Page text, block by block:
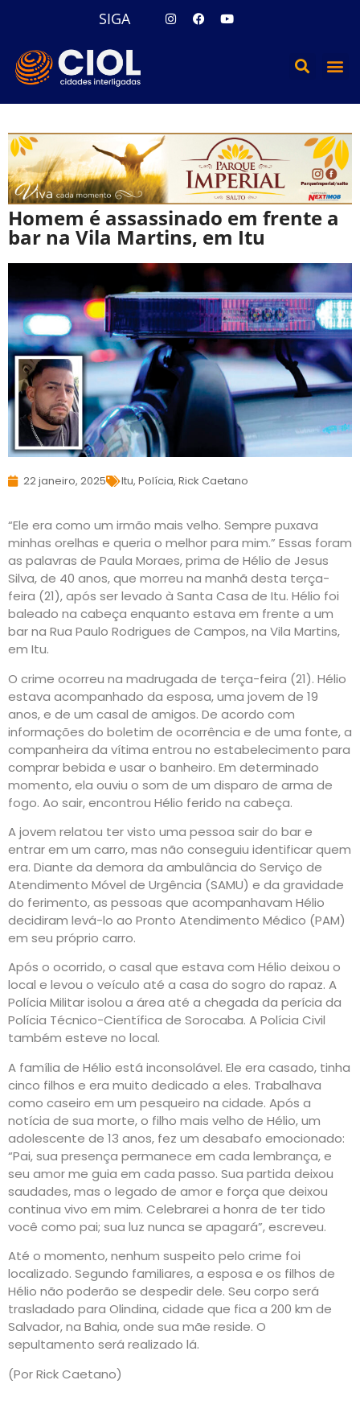
SIGA
Homem é assassinado em frente a
bar na Vila Martins, em Itu
22 janeiro, 2025 Itu, Polícia, Rick Caetano
“Ele era como um irmão mais velho. Sempre puxava
minhas orelhas e queria o melhor para mim.” Essas foram
as palavras de Paula Moraes, prima de Hélio de Jesus
Silva, de 40 anos, que morreu na manhã desta terça-
feira (21), após ser levado à Santa Casa de Itu. Hélio foi
baleado na cabeça enquanto estava em frente a um
bar na Rua Paulo Rodrigues de Campos, na Vila Martins,
em Itu.
O crime ocorreu na madrugada de terça-feira (21). Hélio
estava acompanhado da esposa, uma jovem de 19
anos, e de um casal de amigos. De acordo com
informações do boletim de ocorrência e de uma fonte, a
companheira da vítima entrou no estabelecimento para
comprar bebida e usar o banheiro. Em determinado
momento, ela ouviu o som de um disparo de arma de
fogo. Ao sair, encontrou Hélio ferido na cabeça.
A jovem relatou ter visto uma pessoa sair do bar e
entrar em um carro, mas não conseguiu identificar quem
era. Diante da demora da ambulância do Serviço de
Atendimento Móvel de Urgência (SAMU) e da gravidade
do ferimento, as pessoas que acompanhavam Hélio
decidiram levá-lo ao Pronto Atendimento Médico (PAM)
em seu próprio carro.
Após o ocorrido, o casal que estava com Hélio deixou o
local e levou o veículo até a casa do sogro do rapaz. A
Polícia Militar isolou a área até a chegada da perícia da
Polícia Técnico-Científica de Sorocaba. A Polícia Civil
também esteve no local.
A família de Hélio está inconsolável. Ele era casado, tinha
cinco filhos e era muito dedicado a eles. Trabalhava
como caseiro em um pesqueiro na cidade. Após a
notícia de sua morte, o filho mais velho de Hélio, um
adolescente de 13 anos, fez um desabafo emocionado:
“Pai, sua presença permanece em cada lembrança, e
seu amor me guia em cada passo. Sua partida deixou
saudades, mas o legado de amor e força que deixou
continua vivo em mim. Celebrarei a honra de ter tido
você como pai; sua luz nunca se apagará”, escreveu.
Até o momento, nenhum suspeito pelo crime foi
localizado. Segundo familiares, a esposa e os filhos de
Hélio não poderão se despedir dele. Seu corpo será
trasladado para Olindina, cidade que fica a 200 km de
Salvador, na Bahia, onde sua mãe reside. O
sepultamento será realizado lá.
(Por Rick Caetano)